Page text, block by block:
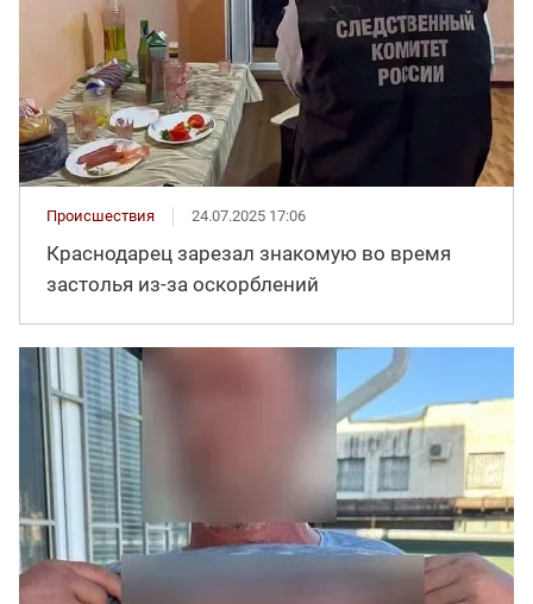
Происшествия 24.07.2025 17:06
Краснодарец зарезал знакомую во время
застолья из-за оскорблений